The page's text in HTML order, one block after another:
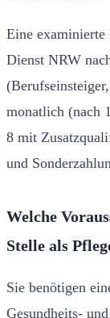
Eine
Dienst NRW
monatlich (nach
8 mit
und
Welche
Stelle als
Sie benötigen
Gesundheits-